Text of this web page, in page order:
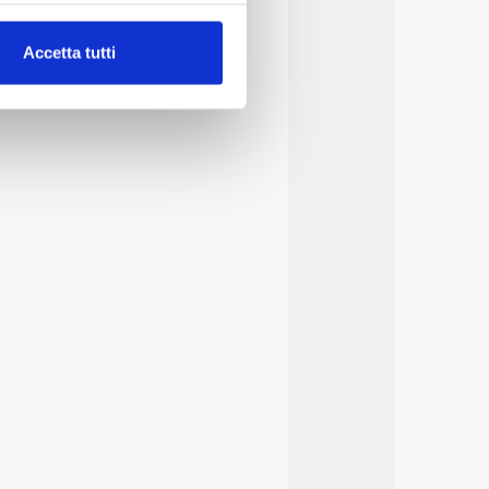
(impronte
di base quali la
informazioni sul
che l’Utente ha fornito
le finalità sopra indicate.
Accetta tutti